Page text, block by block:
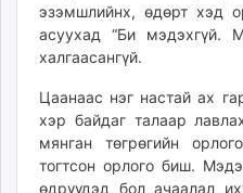
эзэмшлийнх, өдөрт хэд
асуухад “Би мэдэхгүй.
халгаасангүй.
Цаанаас нэг настай ах
хэр байдаг талаар
мянган төгрөгийн
тогтсон орлого биш.
өдрүүдэд бол ачаалал